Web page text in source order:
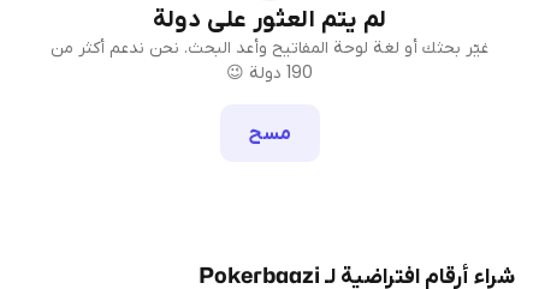
لم يتم العثور على دولة
غيّر بحثك أو لغة لوحة المفاتيح وأعد البحث. نحن ندعم أكثر من
190 دولة 😉
مسح
شراء أرقام افتراضية لـ Pokerbaazi